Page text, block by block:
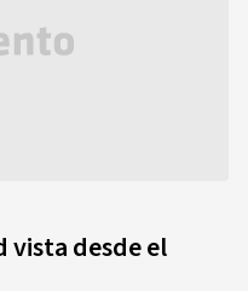
vista desde el